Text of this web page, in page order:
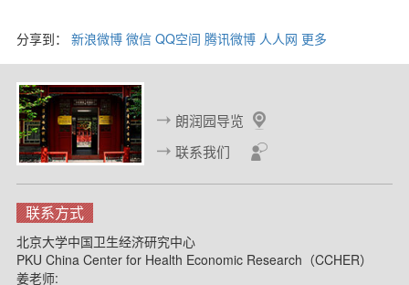
分享到： 新浪微博 微信 QQ空间 腾讯微博 人人网 更多
朗润园导览
联系我们
联系方式
北京大学中国卫生经济研究中心
PKU China Center for Health Economic Research（CCHER）
姜老师: